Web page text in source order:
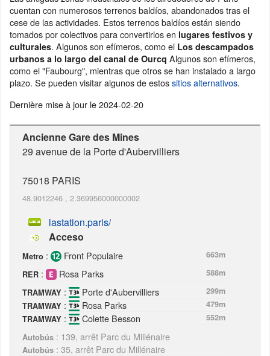
cuentan con numerosos terrenos baldíos, abandonados tras el
cese de las actividades. Estos terrenos baldíos están siendo
tomados por colectivos para convertirlos en lugares festivos y
culturales. Algunos son efímeros, como el Los descampados
urbanos a lo largo del canal de Ourcq Algunos son efímeros,
como el "Faubourg", mientras que otros se han instalado a largo
plazo. Se pueden visitar algunos de estossitios alternativos.
Dernière mise à jour le2024-02-20
Ancienne Gare des Mines
29 avenue de la Porte d'Aubervilliers
75018 PARIS
48.9012246 , 2.369956000000002
lastation.paris/
Acceso
Metro : Front Populaire
663m
RER : Rosa Parks
588m
TRAMWAY : Porte d'Aubervilliers
299m
TRAMWAY : Rosa Parks
479m
TRAMWAY : Colette Besson
552m
Autobús : 139, arrêt Parc du Millénaire
Autobús : 35, arrêt Parc du Millénaire